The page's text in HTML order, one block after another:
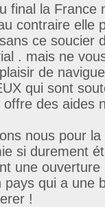
final la France
contraire elle
ce soucier
. mais ne
de
qui sont
des aides
nous pour
si durement
une
qui a une
!